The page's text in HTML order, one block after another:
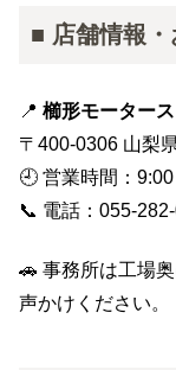
■ 店舗情報
📍 櫛形モータース
〒400-0306 山梨
🕘 営業時間：
📞 電話：055-
🚗 事務所は工場
声かけください。